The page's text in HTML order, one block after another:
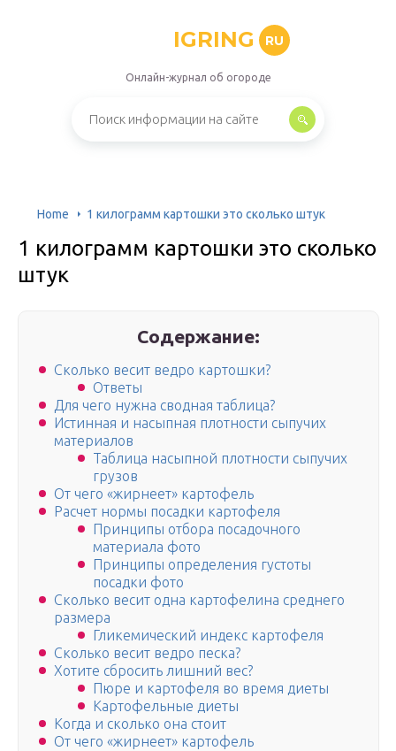
IGRING RU
Онлайн-журнал об огороде
Home 1 килограмм картошки это сколько штук
1 килограмм картошки это сколько
штук
Содержание:
Сколько весит ведро картошки?
Ответы
Для чего нужна сводная таблица?
Истинная и насыпная плотности сыпучих
материалов
Таблица насыпной плотности сыпучих
грузов
От чего «жирнеет» картофель
Расчет нормы посадки картофеля
Принципы отбора посадочного
материала фото
Принципы определения густоты
посадки фото
Сколько весит одна картофелина среднего
размера
Гликемический индекс картофеля
Сколько весит ведро песка?
Хотите сбросить лишний вес?
Пюре и картофеля во время диеты
Картофельные диеты
Когда и сколько она стоит
От чего «жирнеет» картофель